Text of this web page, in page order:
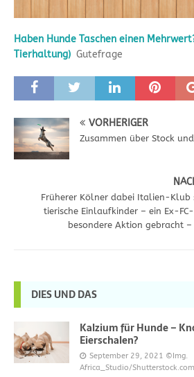
Haben Hunde Taschen einen
Tierhaltung) Gutefrage
VORHERIGER
Zusammen über Stock
Früherer Kölner dabei Italien-Klub
tierische Einlaufkinder – ein Ex-
besondere Aktion gebracht –
DIES UND DAS
Kalzium für Hunde –
Eierschalen?
September 29, 2021 ©Img.
Africa_Studio/Shutterstock.com